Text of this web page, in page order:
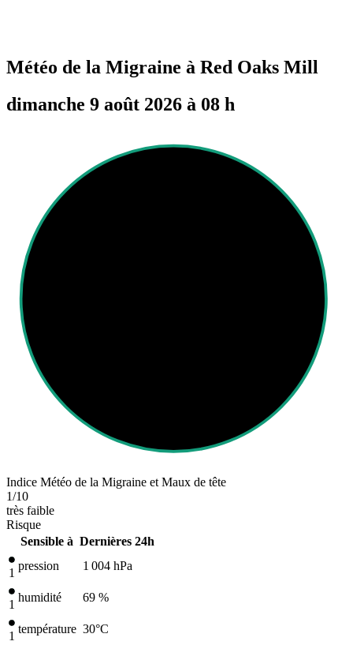
Météo de la Migraine à Red Oaks Mill
dimanche 9 août 2026 à 08 h
Indice Météo de la Migraine et Maux de tête
1/10
très faible
Risque
Sensible à Dernières 24h
1
pression 1 004 hPa
1
humidité 69 %
1
température 30°C